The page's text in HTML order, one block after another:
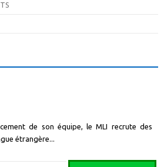
de son équipe, le MLI recrute des
étrangère...